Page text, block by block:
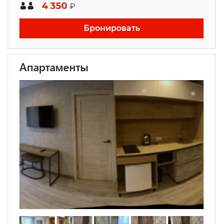
4 350 ₽
Бронировать
Апартаменты